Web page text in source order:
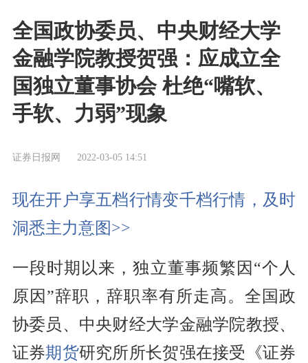
全国政协委员、中央财经大学
金融学院教授贺强：应成立全
国独立董事协会 杜绝“嘴软、
手软、力弱”现象
证券日报网 2022-03-05 14:51
现在开户享五档行情变千档行情，及时
洞悉主力意图>>
一段时期以来，独立董事频繁因“个人
原因”辞职，辞职率有所走高。全国政
协委员、中央财经大学金融学院教授、
证券期货研究所所长贺强在接受《证券